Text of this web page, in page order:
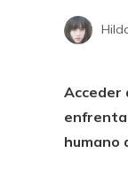
Acceder
humano